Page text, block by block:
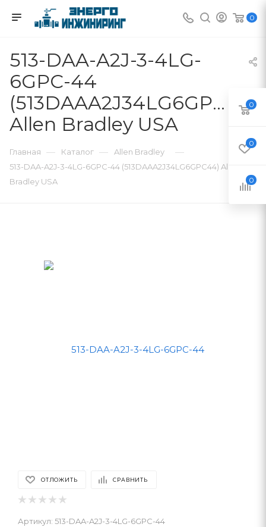
0
513-DAA-A2J-3-4LG-
6GPC-44
(513DAAA2J34LG6GPC44)
Allen Bradley USA
Главная — Каталог — Allen Bradley —
513-DAA-A2J-3-4LG-6GPC-44 (513DAAA2J34LG6GPC44) Allen
Bradley USA
ОТЛОЖИТЬ СРАВНИТЬ
Артикул: 513-DAA-A2J-3-4LG-6GPC-44
0
0
0